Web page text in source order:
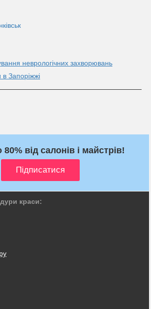
неврологічних захворювань
в Запоріжжі
від салонів і майстрів!
краси: